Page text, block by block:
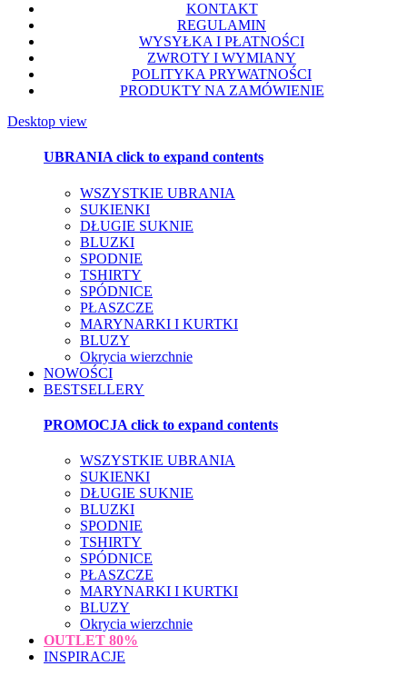
KONTAKT
REGULAMIN
WYSYŁKA I PŁATNOŚCI
ZWROTY I WYMIANY
POLITYKA PRYWATNOŚCI
PRODUKTY NA ZAMÓWIENIE
Desktop view
UBRANIAclick to expand contents
WSZYSTKIE UBRANIA
SUKIENKI
DŁUGIE SUKNIE
BLUZKI
SPODNIE
TSHIRTY
SPÓDNICE
PŁASZCZE
MARYNARKI I KURTKI
BLUZY
Okrycia wierzchnie
NOWOŚCI
BESTSELLERY
PROMOCJA click to expand contents
WSZYSTKIE UBRANIA
SUKIENKI
DŁUGIE SUKNIE
BLUZKI
SPODNIE
TSHIRTY
SPÓDNICE
PŁASZCZE
MARYNARKI I KURTKI
BLUZY
Okrycia wierzchnie
OUTLET 80%
INSPIRACJE